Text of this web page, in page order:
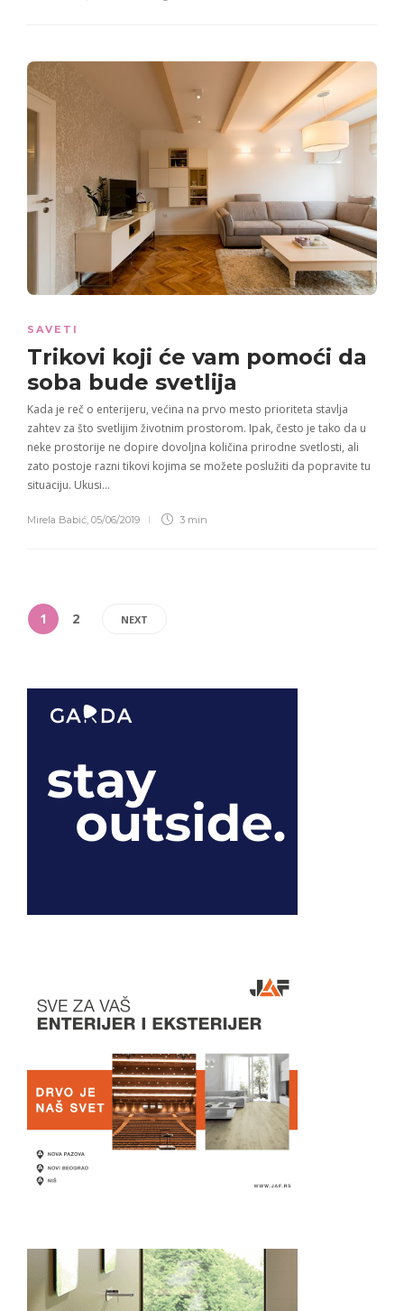
SAVETI
Trikovi koji će vam pomoći da
soba bude svetlija
Kada je reč o enterijeru, većina na prvo mesto prioriteta stavlja
zahtev za što svetlijim životnim prostorom. Ipak, često je tako da u
neke prostorije ne dopire dovoljna količina prirodne svetlosti, ali
zato postoje razni tikovi kojima se možete poslužiti da popravite tu
situaciju. Ukusi…
Mirela Babić 05/06/2019 3 min
1 2 NEXT